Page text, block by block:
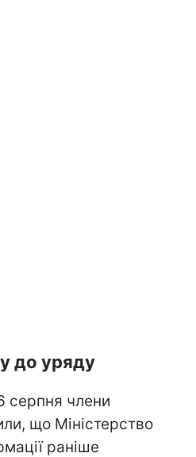
до уряду
серпня члени
що Міністерство
раніше